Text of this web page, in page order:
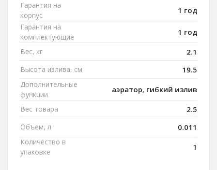
Гарантия на
корпус
1 год
Гарантия на
комплектующие
1 год
Вес, кг 2.1
Высота излива, см 19.5
Дополнительные
функции
аэратор, гибкий излив
Вес товара 2.5
Объем, л 0.011
Количество в
упаковке
1